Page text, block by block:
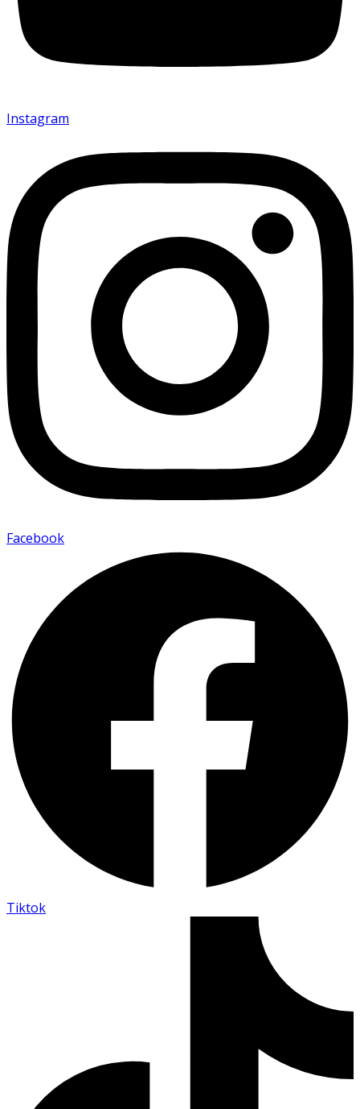
Instagram
Facebook
Tiktok